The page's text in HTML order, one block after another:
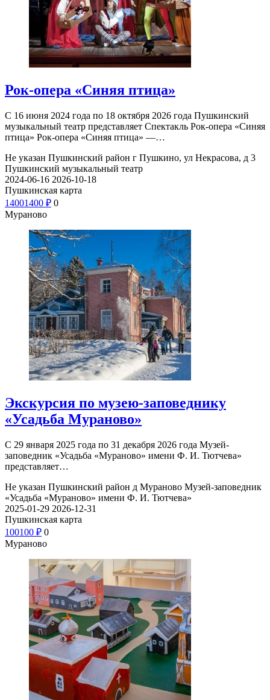
Рок-опера «Синяя птица»
С 16 июня 2024 года по 18 октября 2026 года Пушкинский
музыкальный театр представляет Спектакль Рок-опера «Синяя
птица» Рок-опера «Синяя птица» —…
Не указан Пушкинский район г Пушкино, ул Некрасова, д 3
Пушкинский музыкальный театр
2024-06-16 2026-10-18
Пушкинская карта
14001400 ₽ 0
Мураново
Экскурсия по музею-заповеднику
«Усадьба Мураново»
С 29 января 2025 года по 31 декабря 2026 года Музей-
заповедник «Усадьба «Мураново» имени Ф. И. Тютчева»
представляет…
Не указан Пушкинский район д Мураново Музей-заповедник
«Усадьба «Мураново» имени Ф. И. Тютчева»
2025-01-29 2026-12-31
Пушкинская карта
100100 ₽ 0
Мураново